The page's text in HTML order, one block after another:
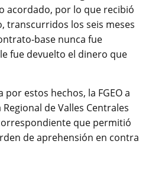
acordado, por lo que recibió
transcurridos los seis meses
base nunca fue
fue devuelto el dinero que
estos hechos, la FGEO a
de Valles Centrales
que permitió
de aprehensión en contra